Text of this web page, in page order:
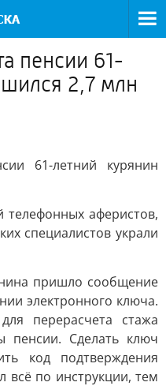
пенсии 61-
2,7 млн
телефонных аферистов,
специалистов украли
пришло сообщение
электронного ключа.
перерасчета стажа
Сделать ключ
код подтверждения
всё по инструкции, тем